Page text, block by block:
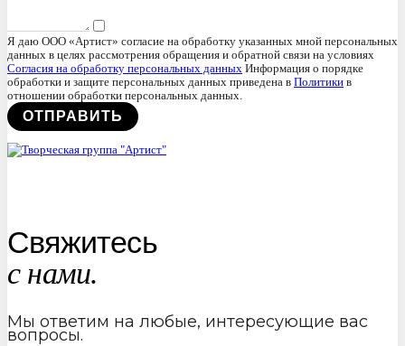
Я даю ООО «Артист» согласие на обработку указанных мной персональных
данных в целях рассмотрения обращения и обратной связи на условиях
Согласия на обработку персональных данных Информация о порядке
обработки и защите персональных данных приведена в Политики в
отношении обработки персональных данных.
Свяжитесь
с нами.
Мы ответим на любые, интересующие вас
вопросы.